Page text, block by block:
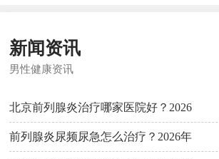
新闻资讯
男性健康资讯
北京前列腺炎治疗哪家医院好？2026
前列腺炎尿频尿急怎么治疗？2026年